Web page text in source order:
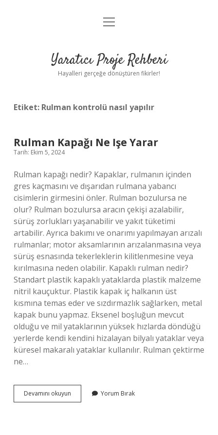
Anasayfa
Yasal Uyarı
menüyü
Yaratıcı Proje Rehberi
Hayalleri gerçeğe dönüştüren fikirler!
Etiket: Rulman kontrolü nasıl yapılır
Rulman Kapağı Ne Işe Yarar
Tarih: Ekim 5, 2024
Rulman kapağı nedir? Kapaklar, rulmanın içinden
gres kaçmasını ve dışarıdan rulmana yabancı
cisimlerin girmesini önler. Rulman bozulursa ne
olur? Rulman bozulursa aracın çekişi azalabilir,
sürüş zorlukları yaşanabilir ve yakıt tüketimi
artabilir. Ayrıca bakımı ve onarımı yapılmayan arızalı
rulmanlar; motor aksamlarının arızalanmasına veya
sürüş esnasında tekerleklerin kilitlenmesine veya
kırılmasına neden olabilir. Kapaklı rulman nedir?
Standart plastik kapaklı yataklarda plastik malzeme
nitril kauçuktur. Plastik kapak iç halkanın üst
kısmına temas eder ve sızdırmazlık sağlarken, metal
kapak bunu yapmaz. Eksenel boşluğun mevcut
olduğu ve mil yataklarının yüksek hızlarda döndüğü
yerlerde kendi kendini hizalayan bilyalı yataklar veya
küresel makaralı yataklar kullanılır. Rulman çektirme
ne…
Devamını okuyun
Kapağı
Yorum Bırak